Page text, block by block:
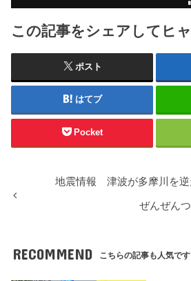
この記事をシェアしてヒ
ポスト
はてブ
Pocket
地震情報 津波が多摩川を逆
ぜんぜん
RECOMMEND こちらの記事も人気です